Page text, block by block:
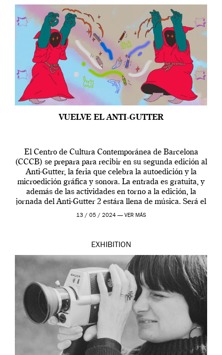
VUELVE EL ANTI-GUTTER
El Centro de Cultura Contemporánea de Barcelona
(CCCB) se prepara para recibir en su segunda edición al
Anti-Gutter, la feria que celebra la autoedición y la
microedición gráfica y sonora. La entrada es gratuita, y
además de las actividades en torno a la edición, la
jornada del Anti-Gutter 2 estára llena de música. Será el
[…]
13 / 05 / 2024 — VER MÁS
EXHIBITION